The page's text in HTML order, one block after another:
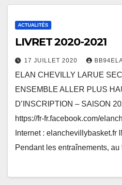
ACTUALITÉS
LIVRET 2020-2021
17 JUILLET 2020
ELAN CHEVILLY LARUE
ENSEMBLE ALLER PLUS
D’INSCRIPTION – SAISON
https://fr-fr.facebook.com/
Internet : elanchevillybasket.fr
Pendant les entraînements,